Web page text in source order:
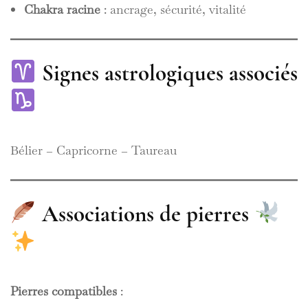
Chakra racine : ancrage, sécurité, vitalité
Signes astrologiques associés
Bélier – Capricorne – Taureau
Associations de pierres
Pierres compatibles :